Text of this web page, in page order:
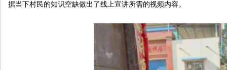
据当下村民的知识空缺做出了线上宣讲所需的视频内容。